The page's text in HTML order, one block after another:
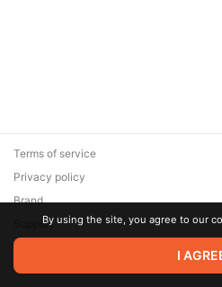
© 2026 Zaya Solutions Limited. All
are the property of their respective
Terms of service
Privacy policy
Brand
SupportBy using the site, you agree to our
I